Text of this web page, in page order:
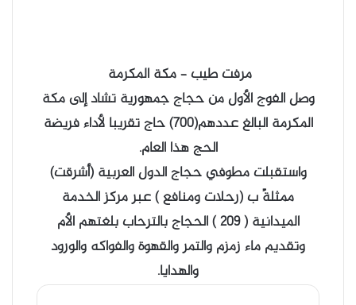
مرفت طيب – مكة المكرمة
وصل الفوج الأول من حجاج جمهورية تشاد إلى مكة
المكرمة البالغ عددهم(700) حاج تقريبا لأداء فريضة
الحج هذا العام.
واستقبلت مطوفي حجاج الدول العربية (أشرقت)
ممثلةً ب (رحلات ومنافع ) عبر مركز الخدمة
الميدانية ( 209 ) الحجاج بالترحاب بلغتهم الأم
وتقديم ماء زمزم والتمر والقهوة والفواكه والورود
والهدايا.